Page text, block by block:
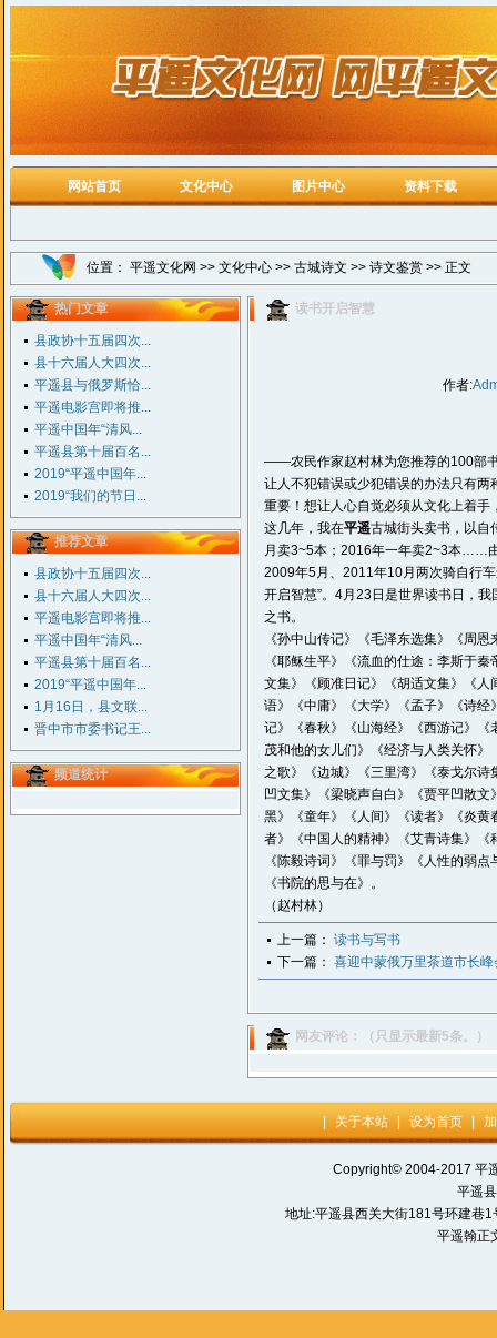
网站首页 文化中心 图片中心 资料下载
位置： 平遥文化网 >> 文化中心 >> 古城诗文 >> 诗文鉴赏 >> 正文
热门文章
县政协十五届四次...
县十六届人大四次...
平遥县与俄罗斯恰...
平遥电影宫即将推...
平遥中国年“清风...
平遥县第十届百名...
2019“平遥中国年...
2019“我们的节日...
推荐文章
县政协十五届四次...
县十六届人大四次...
平遥电影宫即将推...
平遥中国年“清风...
平遥县第十届百名...
2019“平遥中国年...
1月16日，县文联...
晋中市市委书记王...
频道统计
读书开启智慧
作者:
——农民作家赵村林为您推荐的100部
让人不犯错误或少犯错误的办法只有
重要！想让人心自觉必须从文化上着
这几年，我在平遥古城街头卖书，以自
月卖3~5本；2016年一年卖2~3本……
2009年5月、2011年10月两次骑自行
开启智慧”。4月23日是世界读书日，
之书。
《孙中山传记》《毛泽东选集》《周
《耶稣生平》《流血的仕途：李斯于
文集》《顾准日记》《胡适文集》《
语》《中庸》《大学》《孟子》《诗
记》《春秋》《山海经》《西游记》
茂和他的女儿们》《经济与人类关怀
之歌》《边城》《三里湾》《泰戈尔
凹文集》《梁晓声自白》《贾平凹散
黑》《童年》《人间》《读者》《炎
者》《中国人的精神》《艾青诗集》
《陈毅诗词》《罪与罚》《人性的弱
《书院的思与在》。
（赵村林）
上一篇： 读书与写书
下一篇： 喜迎中蒙俄万里茶道市长峰
网友评论：（只显示最新5条。）
关于本站 设为首页
Copyright© 2004-2017 平
平遥
地址:平遥县西关大街181号环建
平遥翰正